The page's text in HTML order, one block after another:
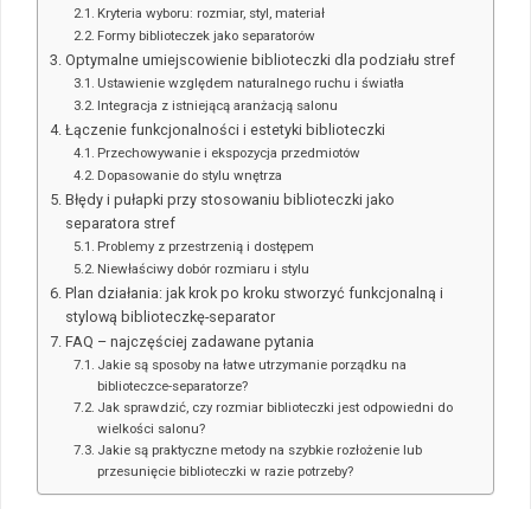
Kryteria wyboru: rozmiar, styl, materiał
Formy biblioteczek jako separatorów
Optymalne umiejscowienie biblioteczki dla podziału stref
Ustawienie względem naturalnego ruchu i światła
Integracja z istniejącą aranżacją salonu
Łączenie funkcjonalności i estetyki biblioteczki
Przechowywanie i ekspozycja przedmiotów
Dopasowanie do stylu wnętrza
Błędy i pułapki przy stosowaniu biblioteczki jako
separatora stref
Problemy z przestrzenią i dostępem
Niewłaściwy dobór rozmiaru i stylu
Plan działania: jak krok po kroku stworzyć funkcjonalną i
stylową biblioteczkę-separator
FAQ – najczęściej zadawane pytania
Jakie są sposoby na łatwe utrzymanie porządku na
biblioteczce-separatorze?
Jak sprawdzić, czy rozmiar biblioteczki jest odpowiedni do
wielkości salonu?
Jakie są praktyczne metody na szybkie rozłożenie lub
przesunięcie biblioteczki w razie potrzeby?